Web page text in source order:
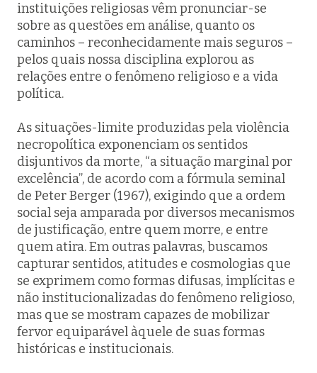
instituições religiosas vêm pronunciar-se
sobre as questões em análise, quanto os
caminhos – reconhecidamente mais seguros –
pelos quais nossa disciplina explorou as
relações entre o fenômeno religioso e a vida
política.
As situações-limite produzidas pela violência
necropolítica exponenciam os sentidos
disjuntivos da morte, “a situação marginal por
excelência”, de acordo com a fórmula seminal
de Peter Berger (1967), exigindo que a ordem
social seja amparada por diversos mecanismos
de justificação, entre quem morre, e entre
quem atira. Em outras palavras, buscamos
capturar sentidos, atitudes e cosmologias que
se exprimem como formas difusas, implícitas e
não institucionalizadas do fenômeno religioso,
mas que se mostram capazes de mobilizar
fervor equiparável àquele de suas formas
históricas e institucionais.